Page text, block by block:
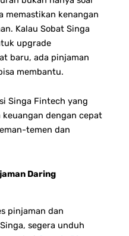
memastikan kenangan
Kalau Sobat Singa
upgrade
baru, ada pinjaman
membantu.
Singa Fintech yang
dengan cepat
temen dan
Daring
pinjaman dan
segera unduh